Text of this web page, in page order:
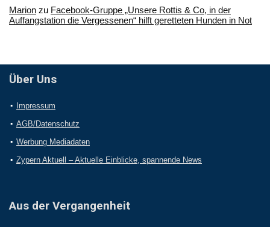
Marion zu Facebook-Gruppe „Unsere Rottis & Co, in der
Auffangstation die Vergessenen“ hilft geretteten Hunden in Not
Über Uns
Impressum
AGB/Datenschutz
Werbung Mediadaten
Zypern Aktuell – Aktuelle Einblicke, spannende News
Aus der Vergangenheit